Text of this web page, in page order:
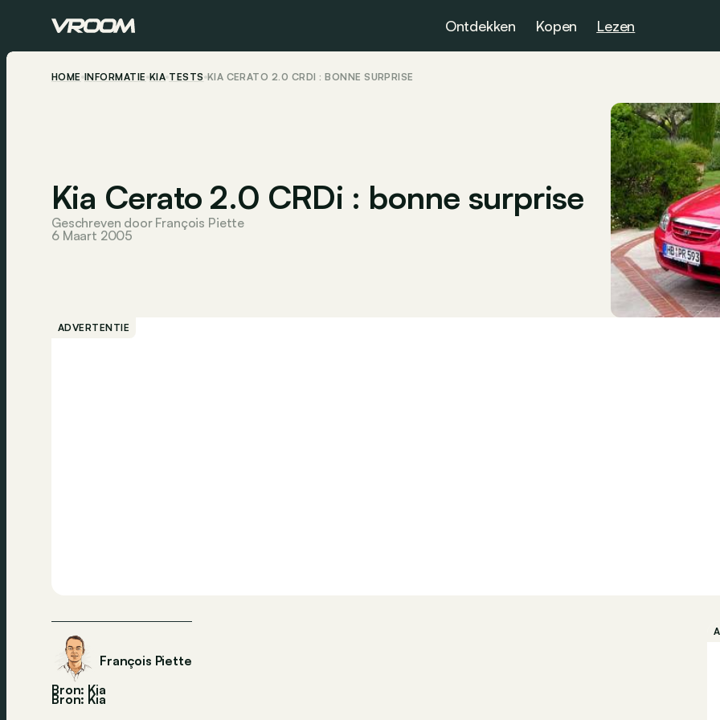
Ontdekken Kopen Lezen
HOME INFORMATIE KIA TESTS KIA CERATO 2.0 CRDI : BONNE SURPRISE
Kia Cerato 2.0 CRDi : bonne surprise
Geschreven door François Piette
6 Maart 2005
ADVERTENTIE
François Piette
Bron: Kia
Bron: Kia